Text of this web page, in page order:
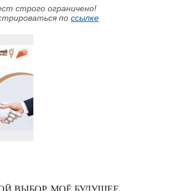
строго ограничено!
по ссылке